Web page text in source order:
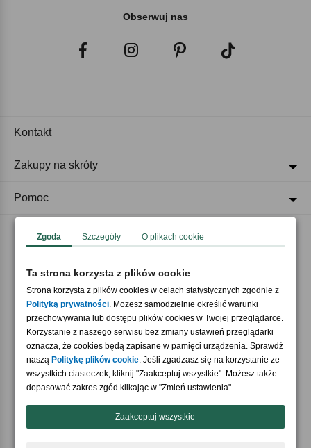
Obserwuj nas
Akceptujemy płatności
Nasi partnerzy
Kontakt
Zakupy na skróty
Pomoc
Zgoda Szczegóły O plikach cookie
Ta strona korzysta z plików cookie
Strona korzysta z plików cookies w celach statystycznych zgodnie z
Polityką prywatności. Możesz samodzielnie określić warunki
przechowywania lub dostępu plików cookies w Twojej przeglądarce.
Korzystanie z naszego serwisu bez zmiany ustawień przeglądarki
oznacza, że cookies będą zapisane w pamięci urządzenia. Sprawdź
naszą Politykę plików cookie. Jeśli zgadzasz się na korzystanie ze
wszystkich ciasteczek, kliknij "Zaakceptuj wszystkie". Możesz także
dopasować zakres zgód klikając w "Zmień ustawienia".
Zaakceptuj wszystkie